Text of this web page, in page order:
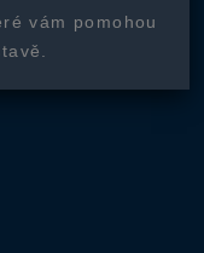
vám pomohou